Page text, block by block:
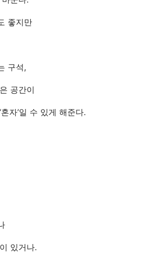
좋지만
구석,
공간이
자’일 수 있게 해준다.
있거나.